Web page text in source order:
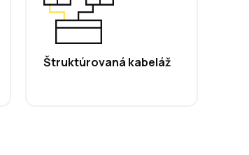
Štruktúrovaná kabeláž